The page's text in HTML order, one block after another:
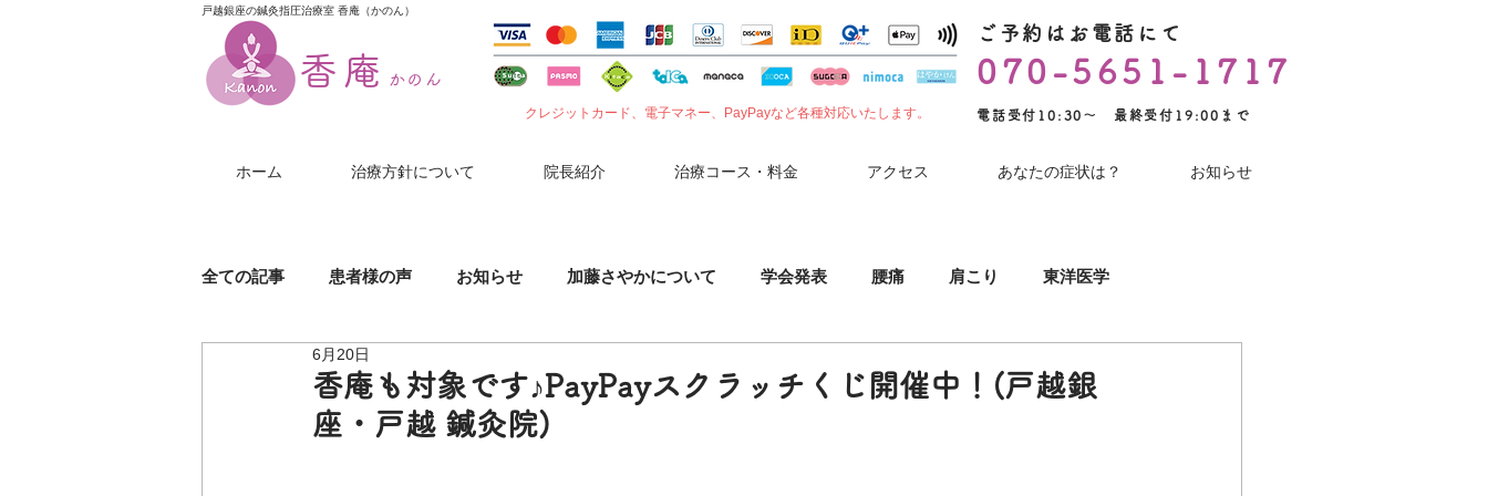
戸越銀座の鍼灸指圧治療室 香庵（かのん）
香庵 かのん
クレジットカード、電子マネー、PayPayなど各種対応いたします。
ご予約はお電話にて
070-5651-1717
電話受付10:30～ 最終受付19:00まで
ホーム 治療方針について 院長紹介 治療コース・料金 アクセス あなたの症状は？ お知らせ
全ての記事 患者様の声 お知らせ 加藤さやかについて 学会発表 腰痛 肩こり 東洋医学
膝（ひざ）の痛み
香庵も対象です♪PayPayスクラッチくじ開催中！(戸越銀
座・戸越 鍼灸院)
6月20日